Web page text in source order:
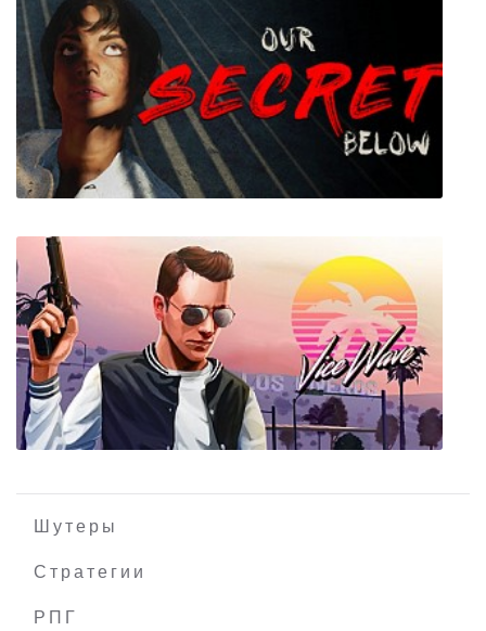
HINGE VR
Our Secret Below
Шутеры
Стратегии
РПГ